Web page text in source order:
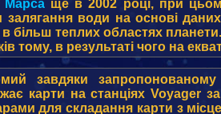
Марсаще в 2002 році, при
залягання води на основі
більш теплих областях
тому, в результаті чого на
завдяки
карти на станціях
для складання карти з